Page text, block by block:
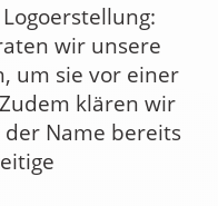
wir unsere
um sie vor einer
klären wir
Name bereits